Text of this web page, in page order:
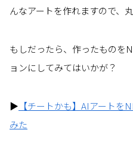
んなアートを作れますので、
もしだったら、作ったものを
ョンにしてみてはいかが？
▶ 【チートかも】AIアートを
みた